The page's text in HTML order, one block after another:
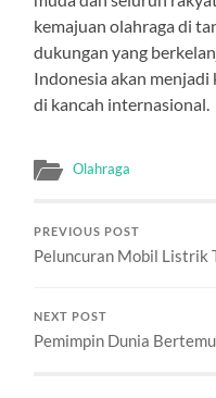
kemajuan olahraga di
dukungan yang
Indonesia akan
di kancah internasional.
Olahraga
PREVIOUS POST
Peluncuran Mobil Listrik
NEXT POST
Pemimpin Dunia